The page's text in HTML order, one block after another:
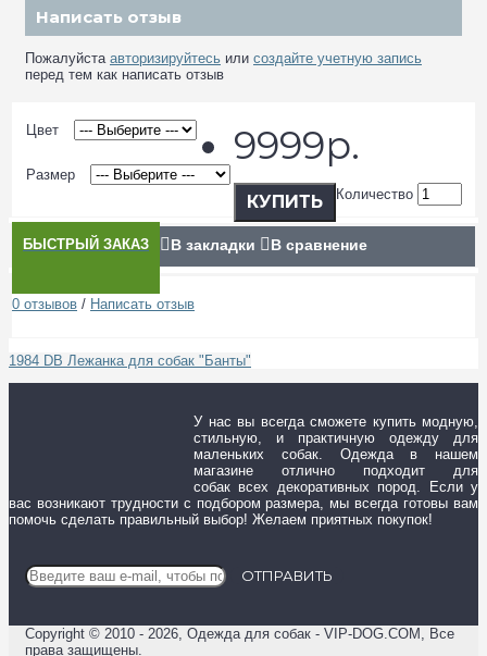
Написать отзыв
Пожалуйста авторизируйтесь или создайте учетную запись
перед тем как написать отзыв
Цвет
Размер
9999р.
Количество
КУПИТЬ
БЫСТРЫЙ ЗАКАЗ В закладки В сравнение
0 отзывов / Написать отзыв
1984 DB Лежанка для собак "Банты"
У нас вы всегда сможете купить модную,
стильную, и практичную одежду для
маленьких собак. Одежда в нашем
магазине отлично подходит для
собак всех декоративных пород. Если у
вас возникают трудности с подбором размера, мы всегда готовы вам
помочь сделать правильный выбор! Желаем приятных покупок!
ОТПРАВИТЬ
Copyright © 2010 - 2026, Одежда для собак - VIP-DOG.COM, Все
права защищены.